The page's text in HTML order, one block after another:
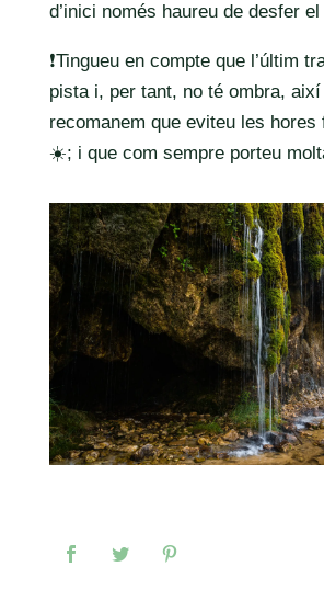
d’inici només haureu de desfer
❗️Tingueu en compte que l’últim
pista i, per tant, no té ombra, així
recomanem que eviteu les hores
☀️; i que com sempre porteu